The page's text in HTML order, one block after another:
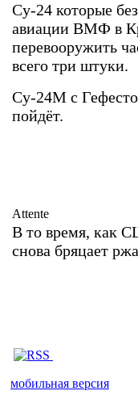
Су-24 которые
авиации ВМФ в
перевооружить
всего три штуки.
Су-24М с
пойдёт.
Attente
В то время, как
снова бряцает
мобильная версия